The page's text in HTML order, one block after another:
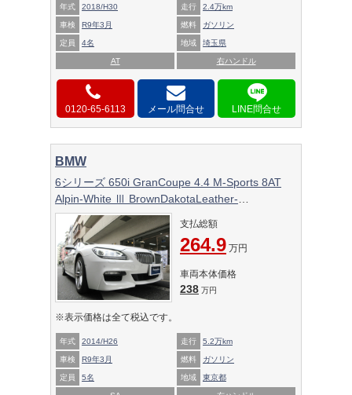
年式 2018/H30 走行 2.4万km
車検 R9年3月 燃料 ガソリン
定員 4名 地域 埼玉県
AT 右ハンドル
0120-65-6113 メール問合せ
BMW
6シリーズ 650i GranCoupe 4.4 M-Sports 8AT
Alpin-White Ⅲ BrownDakotaLeather-
Custom/Interior Built-inGarage
支払総額
264.9 万円
車両本体価格
238 万円
※表示価格は全て税込です。
年式 2014/H26 走行 5.2万km
車検 R9年3月 燃料 ガソリン
定員 5名 地域 東京都